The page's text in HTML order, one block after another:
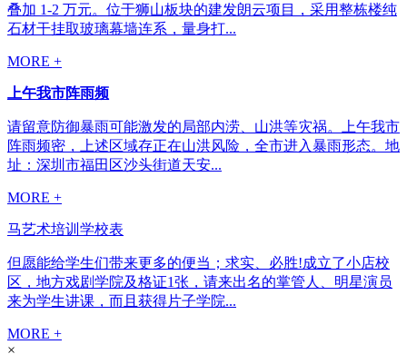
叠加 1-2 万元。位于狮山板块的建发朗云项目，采用整栋楼纯
石材干挂取玻璃幕墙连系，量身打...
MORE +
上午我市阵雨频
请留意防御暴雨可能激发的局部内涝、山洪等灾祸。上午我市
阵雨频密，上述区域存正在山洪风险，全市进入暴雨形态。地
址：深圳市福田区沙头街道天安...
MORE +
马艺术培训学校表
但愿能给学生们带来更多的便当；求实、必胜!成立了小店校
区，地方戏剧学院及格证1张，请来出名的掌管人、明星演员
来为学生讲课，而且获得片子学院...
MORE +
×